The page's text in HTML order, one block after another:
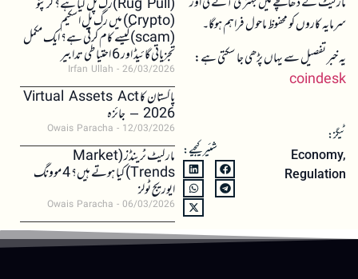
سرمایہ کاروں کو محفوظ ماحول فراہم ہوگا۔
یہ خبر تفصیل سے یہاں پڑھی جا سکتی ہے:
coindesk
ٹیگز:
Economy,
Regulation
شئیر کیجیے:
(Rug Pull)رگ پل کیا ہے؟ کرپٹو
(Crypto) میں رگ پل اسکیم
(scam)کیسے کام کرتی ہے؟ ایک مکمل
تجزیاتی گائیڈ اور 6 احتیاطی تدابیر
Irfan Ullah 26/03/2026
پاکستان کا Virtual Assets Act
2026 – جائزہ
Owais Paracha 12/03/2026
مارکیٹ ٹرینڈز (Market
Trends) کیا ہوتے ہیں؟ 4 موونگ
ایوریج ٹولز
Owais Paracha 06/03/2026